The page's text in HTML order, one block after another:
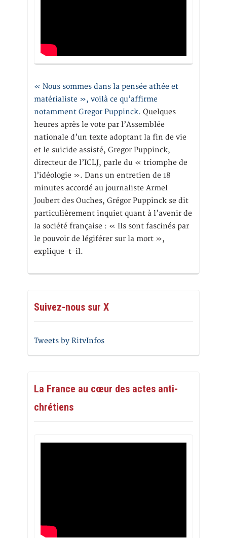
« Nous sommes dans la pensée athée et
matérialiste », voilà ce qu’affirme
notamment Gregor Puppinck. Quelques
heures après le vote par l’Assemblée
nationale d’un texte adoptant la fin de vie
et le suicide assisté, Gregor Puppinck,
directeur de l’ICLJ, parle du « triomphe de
l’idéologie ». Dans un entretien de 18
minutes accordé au journaliste Armel
Joubert des Ouches, Grégor Puppinck se dit
particulièrement inquiet quant à l’avenir de
la société française : « Ils sont fascinés par
le pouvoir de légiférer sur la mort »,
explique-t-il.
Suivez-nous sur X
Tweets by RitvInfos
La France au cœur des actes anti-
chrétiens